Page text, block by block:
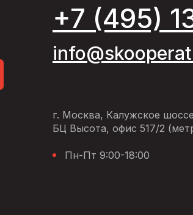
+7 (495)
г. Москва, Калужское
БЦ Высота, офис 517/2
Пн-Пт 9:00-18:00